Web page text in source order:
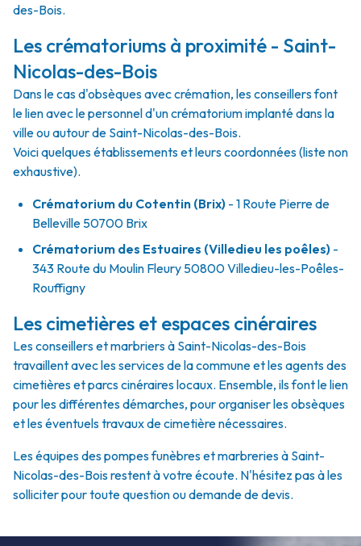
des-Bois.
Les crématoriums à proximité - Saint-
Nicolas-des-Bois
Dans le cas d'obsèques avec crémation, les conseillers font
le lien avec le personnel d'un crématorium implanté dans la
ville ou autour de Saint-Nicolas-des-Bois.
Voici quelques établissements et leurs coordonnées (liste non
exhaustive).
Crématorium du Cotentin (Brix) - 1 Route Pierre de
Belleville 50700 Brix
Crématorium des Estuaires (Villedieu les poêles) -
343 Route du Moulin Fleury 50800 Villedieu-les-Poêles-
Rouffigny
Les cimetières et espaces cinéraires
Les conseillers et marbriers à Saint-Nicolas-des-Bois
travaillent avec les services de la commune et les agents des
cimetières et parcs cinéraires locaux. Ensemble, ils font le lien
pour les différentes démarches, pour organiser les obsèques
et les éventuels travaux de cimetière nécessaires.
Les équipes des pompes funèbres et marbreries à Saint-
Nicolas-des-Bois restent à votre écoute. N'hésitez pas à les
solliciter pour toute question ou demande de devis.